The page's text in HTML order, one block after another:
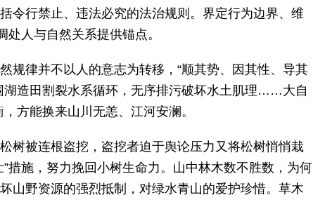
令行禁止、违法必究的法治规则。界定行为边界、维
处人与自然关系提供锚点。
规律并不以人的意志为转移，“顺其势、因其性、导其
湖造田割裂水系循环，无序排污破坏水土肌理……大自
方能换来山川无恙、江河安澜。
树被连根盗挖，盗挖者迫于舆论压力又将松树悄悄栽
措施，努力挽回小树生命力。山中林木数不胜数，为何
山野资源的强烈抵制，对绿水青山的爱护珍惜。草木